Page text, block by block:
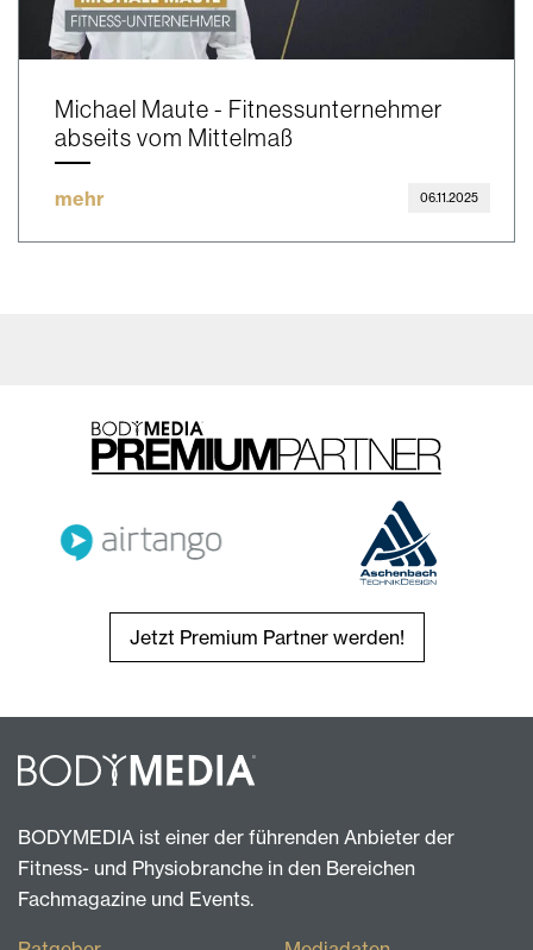
Michael Maute - Fitnessunternehmer
abseits vom Mittelmaß
mehr 06.11.2025
Jetzt Premium Partner werden!
BODYMEDIA ist einer der führenden Anbieter der
Fitness- und Physiobranche in den Bereichen
Fachmagazine und Events.